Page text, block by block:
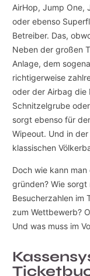
AirHop, Jump One,
oder ebenso
Betreiber. Das,
Neben der großen
Anlage, dem
richtigerweise
oder der Airbag die
Schnitzelgrube
sorgt ebenso für
Wipeout. Und in
klassischen
Doch wie kann
gründen? Wie
Besucherzahlen im
zum Wettbewerb?
Und was muss im